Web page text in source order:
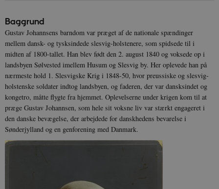
Baggrund
Gustav Johannsens barndom var præget af de nationale spændinger
mellem dansk- og tysksindede slesvig-holstenere, som spidsede til i
midten af 1800-tallet. Han blev født den 2. august 1840 og voksede op i
landsbyen Sølvested imellem Husum og Slesvig by. Her oplevede han på
nærmeste hold 1. Slesvigske Krig i 1848-50, hvor preussiske og slesvig-
holstenske soldater indtog landsbyen, og faderen, der var dansksindet og
kongetro, måtte flygte fra hjemmet. Oplevelserne under krigen kom til at
præge Gustav Johannsen, som hele sit voksne liv var stærkt engageret i
den danske bevægelse, der arbejdede for danskhedens bevarelse i
Sønderjylland og en genforening med Danmark.